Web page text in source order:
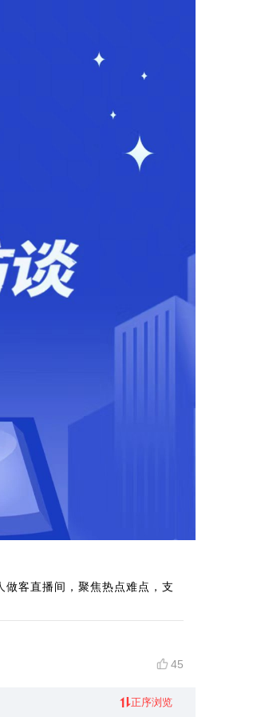
客直播间，聚焦热点难点，支
45
正序浏览